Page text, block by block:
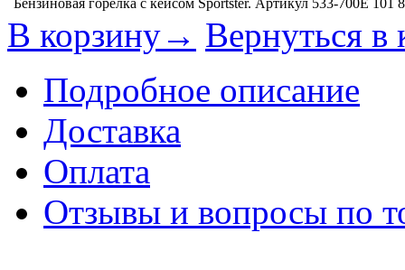
Бензиновая горелка с кейсом Sportster. Артикул 533-700E 101
В корзину→ Вернуться в
Подробное описание
Доставка
Оплата
Отзывы и вопросы по